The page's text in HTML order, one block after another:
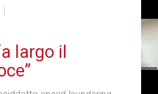
largo il